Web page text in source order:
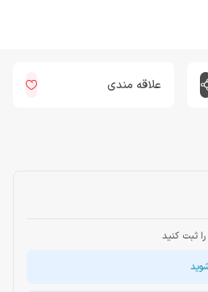
علاقه مندی
ثبت کنید